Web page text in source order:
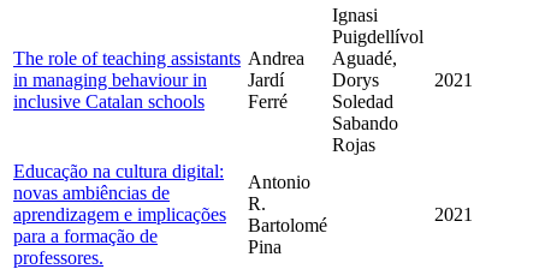
The role of teaching assistants
in managing behaviour in
inclusive Catalan schools
Andrea
Jardí
Ferré
Ignasi
Puigdellívol
Aguadé,
Dorys
Soledad
Sabando
Rojas
2021
Educação na cultura digital:
novas ambiências de
aprendizagem e implicações
para a formação de
professores.
Antonio
R.
Bartolomé
Pina
2021